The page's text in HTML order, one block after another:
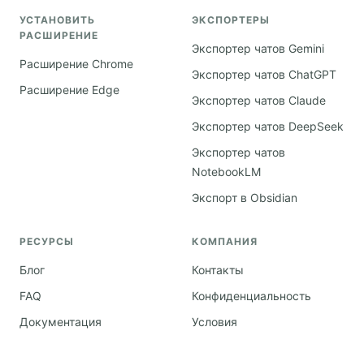
УСТАНОВИТЬ
РАСШИРЕНИЕ
Расширение Chrome
Расширение Edge
ЭКСПОРТЕРЫ
Экспортер чатов Gemini
Экспортер чатов ChatGPT
Экспортер чатов Claude
Экспортер чатов DeepSeek
Экспортер чатов
NotebookLM
Экспорт в Obsidian
РЕСУРСЫ
Блог
FAQ
Документация
КОМПАНИЯ
Контакты
Конфиденциальность
Условия